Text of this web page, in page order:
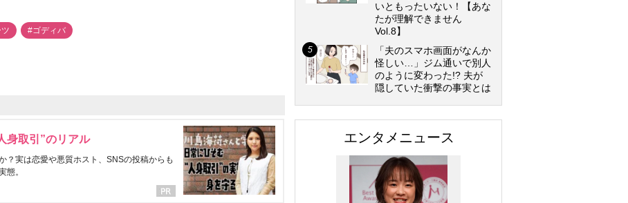
#ゴディバ
身取引”のリアル
？実は恋愛や悪質ホスト、SNSの投稿からも
態。
いともったいない！【あな
たが理解できません
Vol.8】
「夫のスマホ画面がなんか
怪しい…」ジム通いで別人
のように変わった!? 夫が
隠していた衝撃の事実とは
エンタメニュース